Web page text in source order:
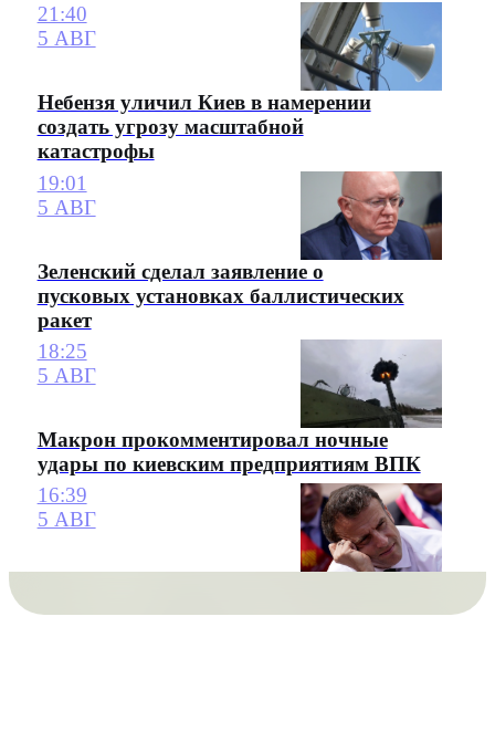
21:40
5 АВГ
Небензя уличил Киев в намерении
создать угрозу масштабной
катастрофы
19:01
5 АВГ
Зеленский сделал заявление о
пусковых установках баллистических
ракет
18:25
5 АВГ
Макрон прокомментировал ночные
удары по киевским предприятиям ВПК
16:39
5 АВГ